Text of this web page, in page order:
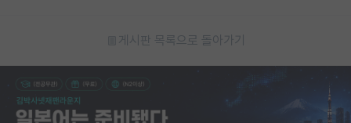
게시판 목록으로 돌아가기